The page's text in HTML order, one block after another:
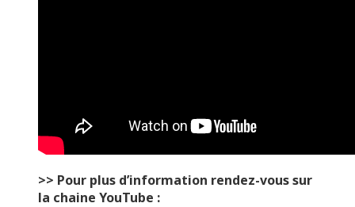
>> Pour plus d’information rendez-vous sur
la chaine YouTube :